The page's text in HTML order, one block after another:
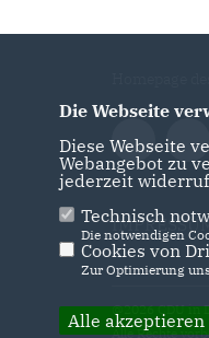
@2026 CDU in
Alle Rechte
Die Webseite
Diese Webseite
Webangebot zu
jederzeit
Technisch
Die notwendigen
Cookies von
Zur Optimierung
Alle akzeptieren